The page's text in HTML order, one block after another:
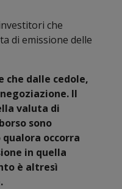
che
di emissione delle
dalle cedole,
Il
valuta di
sono
occorra
in quella
è altresì